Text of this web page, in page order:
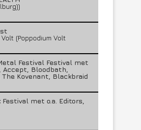
(Poppodium Volt
Festival Festival met
Accept, Bloodbath,
Kovenant, Blackbraid
Festival met o.a. Editors,